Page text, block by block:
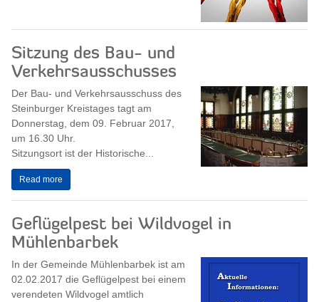
Sitzung des Bau- und
Verkehrsausschusses
Der Bau- und Verkehrsausschuss des
Steinburger Kreistages tagt am
Donnerstag, dem 09. Februar 2017,
um 16.30 Uhr.
Sitzungsort ist der Historische...
Read more
Geflügelpest bei Wildvogel in
Mühlenbarbek
In der Gemeinde Mühlenbarbek ist am
02.02.2017 die Geflügelpest bei einem
verendeten Wildvogel amtlich